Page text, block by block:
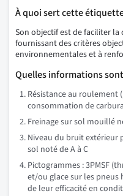
À quoi sert cette
Son objectif est de faciliter
fournissant des critères
environnementales et à
Quelles informations
Résistance au roulement
consommation de
Freinage sur sol mouillé
Niveau du bruit extérieur
sol noté de A à C
Pictogrammes : 3PMSF
et/ou glace sur les
de leur efficacité en